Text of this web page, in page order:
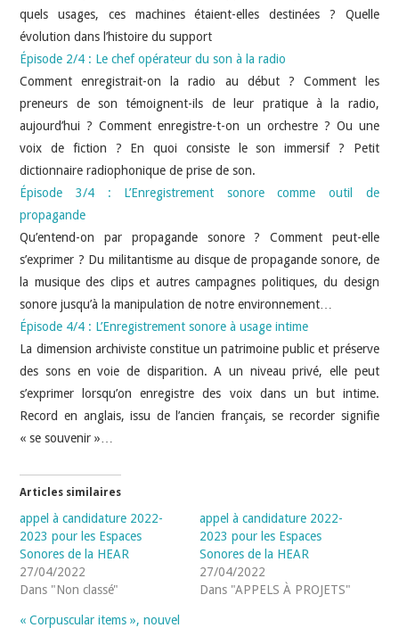
quels usages, ces machines étaient-elles destinées ? Quelle
évolution dans l’histoire du support
Épisode 2/4 : Le chef opérateur du son à la radio
Comment enregistrait-on la radio au début ? Comment les
preneurs de son témoignent-ils de leur pratique à la radio,
aujourd’hui ? Comment enregistre-t-on un orchestre ? Ou une
voix de fiction ? En quoi consiste le son immersif ? Petit
dictionnaire radiophonique de prise de son.
Épisode 3/4 : L’Enregistrement sonore comme outil de
propagande
Qu’entend-on par propagande sonore ? Comment peut-elle
s’exprimer ? Du militantisme au disque de propagande sonore, de
la musique des clips et autres campagnes politiques, du design
sonore jusqu’à la manipulation de notre environnement…
Épisode 4/4 : L’Enregistrement sonore à usage intime
La dimension archiviste constitue un patrimoine public et préserve
des sons en voie de disparition. A un niveau privé, elle peut
s’exprimer lorsqu’on enregistre des voix dans un but intime.
Record en anglais, issu de l’ancien français, se recorder signifie
« se souvenir »…
Articles similaires
appel à candidature 2022-
2023 pour les Espaces
Sonores de la HEAR
27/04/2022
Dans "Non classé"
appel à candidature 2022-
2023 pour les Espaces
Sonores de la HEAR
27/04/2022
Dans "APPELS À PROJETS"
« Corpuscular items », nouvel